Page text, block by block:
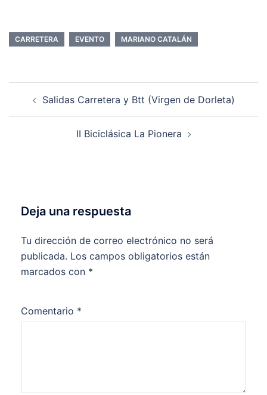
CARRETERA EVENTO MARIANO CATALÁN
Salidas Carretera y Btt (Virgen de Dorleta)
II Biciclásica La Pionera
Deja una respuesta
Tu dirección de correo electrónico no será
publicada. Los campos obligatorios están
marcados con *
Comentario *